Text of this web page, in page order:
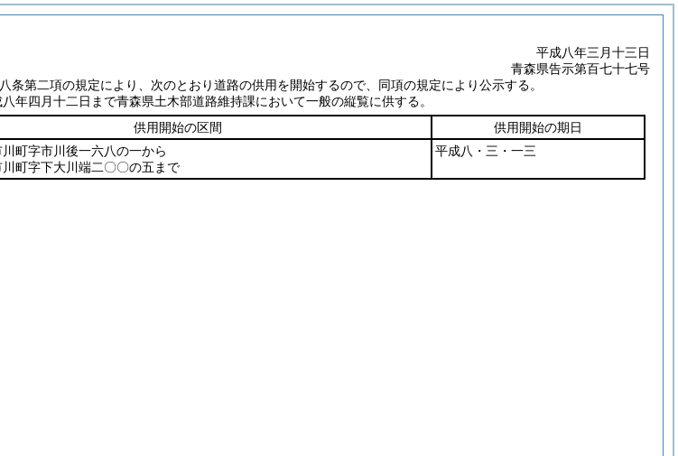
平成八年三月十三日
青森県告示第百七十七号
条第二項の規定により、次のとおり道路の供用を開始するので、同項の規定により公示する。
年四月十二日まで青森県土木部道路維持課において一般の縦覧に供する。
供用開始の区間
供用開始の期日
町字市川後一六八の一から
川町字下大川端二〇〇の五まで
平成八・三・一三